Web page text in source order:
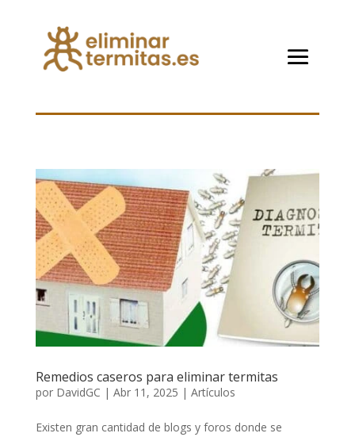
Remedios caseros para eliminar termitas
por DavidGC | Abr 11, 2025 | Artículos
Existen gran cantidad de blogs y foros donde se